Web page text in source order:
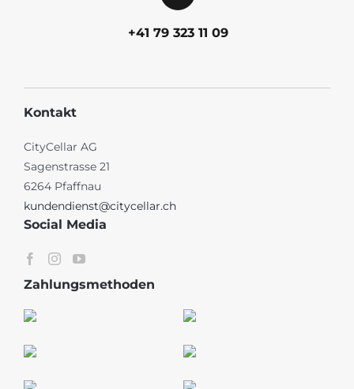
+41 79 323 11 09
Kontakt
CityCellar AG
Sagenstrasse 21
6264 Pfaffnau
kundendienst@citycellar.ch
Social Media
Zahlungsmethoden